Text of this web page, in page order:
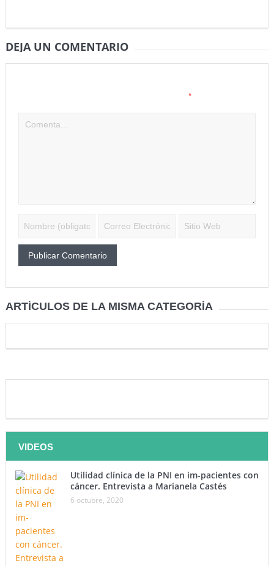
DEJA UN COMENTARIO
*
ARTÍCULOS DE LA MISMA CATEGORÍA
VIDEOS
Utilidad clínica de la PNI en im-pacientes con
cáncer. Entrevista a Marianela Castés
6 octubre, 2020